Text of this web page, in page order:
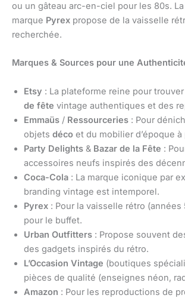
ou un gâteau arc-en-ciel pour les 80s. La
marque Pyrex propose de la vaisselle
recherchée.
Marques & Sources pour une
Etsy : La plateforme reine pour
de fête vintage authentiques et des
Emmaüs / Ressourceries : Pour
objets déco et du mobilier d’époque
Party Delights & Bazar de la Fête :
accessoires neufs inspirés des
Coca-Cola : La marque iconique par
branding vintage est intemporel.
Pyrex : Pour la vaisselle rétro
pour le buffet.
Urban Outfitters : Propose souvent
des gadgets inspirés du rétro.
L’Occasion Vintage (boutiques
pièces de qualité (enseignes néon,
Amazon : Pour les reproductions de